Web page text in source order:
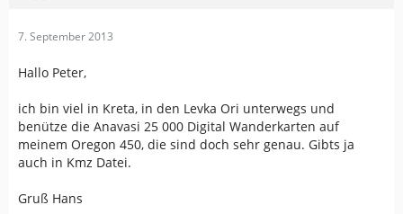
7. September 2013
Hallo Peter,
ich bin viel in Kreta, in den Levka Ori unterwegs und
benütze die Anavasi 25 000 Digital Wanderkarten auf
meinem Oregon 450, die sind doch sehr genau. Gibts ja
auch in Kmz Datei.
Gruß Hans